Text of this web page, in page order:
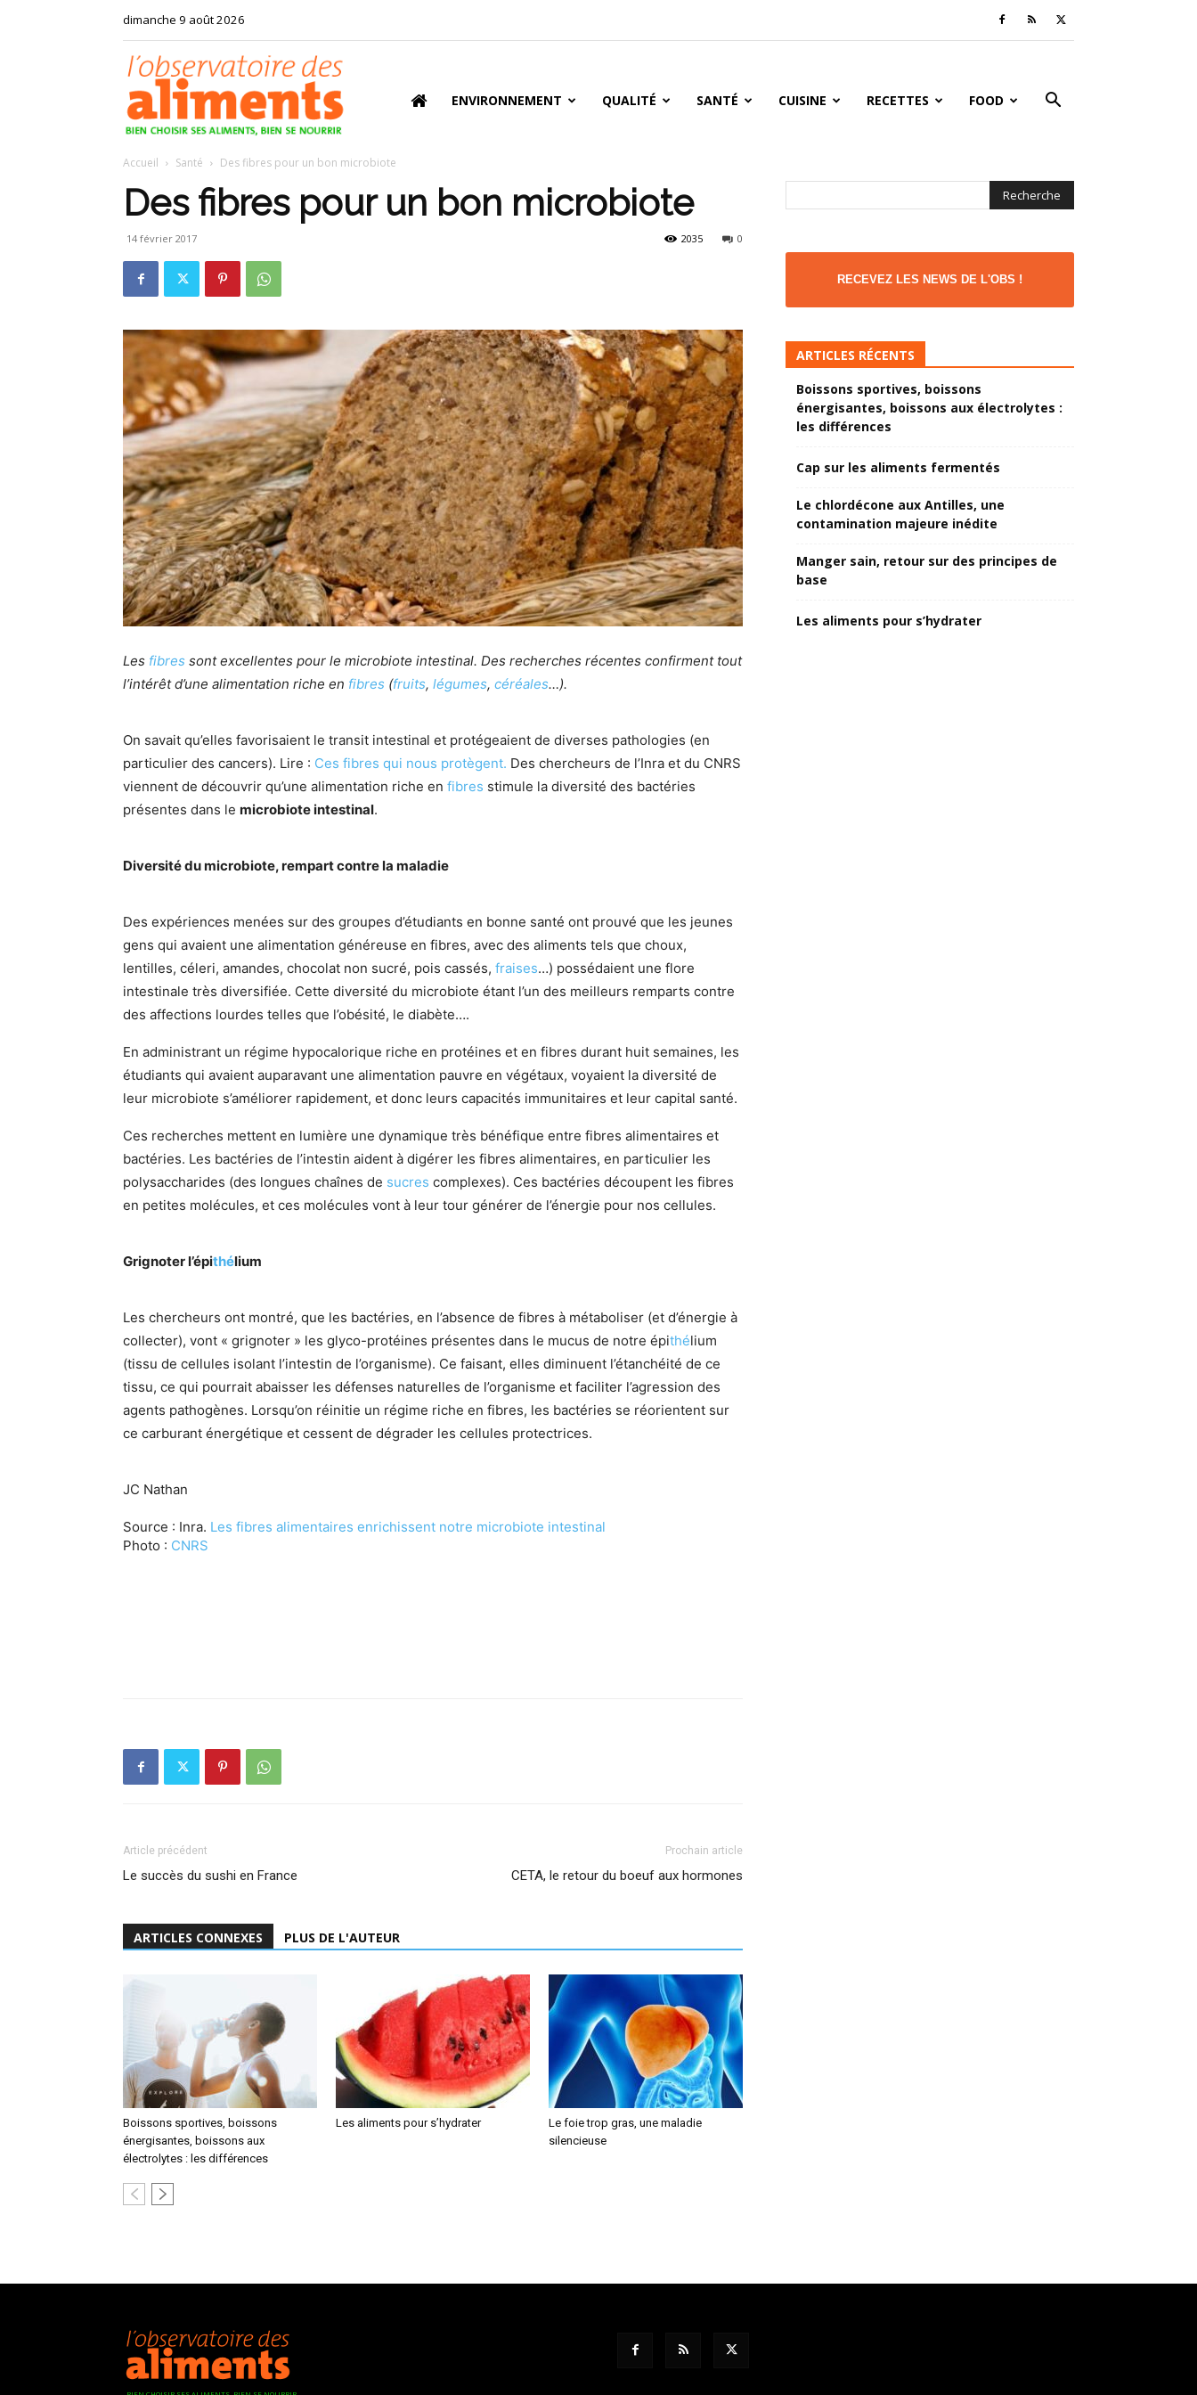
dimanche 9 août 2026
ENVIRONNEMENT QUALITÉ SANTÉ CUISINE RECETTES FOOD
Accueil Santé Des fibres pour un bon microbiote
Des fibres pour un bon microbiote
14 février 2017 0
2035
Les fibres sont excellentes pour le microbiote intestinal. Des recherches récentes confirment tout
l’intérêt d’une alimentation riche en fibres (fruits, légumes, céréales…).
On savait qu’elles favorisaient le transit intestinal et protégeaient de diverses pathologies (en
particulier des cancers). Lire : Ces fibres qui nous protègent. Des chercheurs de l’Inra et du CNRS
viennent de découvrir qu’une alimentation riche en fibres stimule la diversité des bactéries
présentes dans le microbiote intestinal.
Diversité du microbiote, rempart contre la maladie
Des expériences menées sur des groupes d’étudiants en bonne santé ont prouvé que les jeunes
gens qui avaient une alimentation généreuse en fibres, avec des aliments tels que choux,
lentilles, céleri, amandes, chocolat non sucré, pois cassés, fraises…) possédaient une flore
intestinale très diversifiée. Cette diversité du microbiote étant l’un des meilleurs remparts contre
des affections lourdes telles que l’obésité, le diabète….
En administrant un régime hypocalorique riche en protéines et en fibres durant huit semaines, les
étudiants qui avaient auparavant une alimentation pauvre en végétaux, voyaient la diversité de
leur microbiote s’améliorer rapidement, et donc leurs capacités immunitaires et leur capital santé.
Ces recherches mettent en lumière une dynamique très bénéfique entre fibres alimentaires et
bactéries. Les bactéries de l’intestin aident à digérer les fibres alimentaires, en particulier les
polysaccharides (des longues chaînes de sucres complexes). Ces bactéries découpent les fibres
en petites molécules, et ces molécules vont à leur tour générer de l’énergie pour nos cellules.
Grignoter l’épithélium
Les chercheurs ont montré, que les bactéries, en l’absence de fibres à métaboliser (et d’énergie à
collecter), vont « grignoter » les glyco-protéines présentes dans le mucus de notre épithélium
(tissu de cellules isolant l’intestin de l’organisme). Ce faisant, elles diminuent l’étanchéité de ce
tissu, ce qui pourrait abaisser les défenses naturelles de l’organisme et faciliter l’agression des
agents pathogènes. Lorsqu’on réinitie un régime riche en fibres, les bactéries se réorientent sur
ce carburant énergétique et cessent de dégrader les cellules protectrices.
JC Nathan
Source : Inra. Les fibres alimentaires enrichissent notre microbiote intestinal
Photo : CNRS
Article précédent
Le succès du sushi en France
Prochain article
CETA, le retour du boeuf aux hormones
ARTICLES CONNEXES PLUS DE L'AUTEUR
Boissons sportives, boissons
énergisantes, boissons aux
électrolytes : les différences
Les aliments pour s’hydrater
Le foie trop gras, une maladie
silencieuse
RECEVEZ LES NEWS DE L'OBS !
ARTICLES RÉCENTS
Boissons sportives, boissons
énergisantes, boissons aux électrolytes :
les différences
Cap sur les aliments fermentés
Le chlordécone aux Antilles, une
contamination majeure inédite
Manger sain, retour sur des principes de
base
Les aliments pour s’hydrater